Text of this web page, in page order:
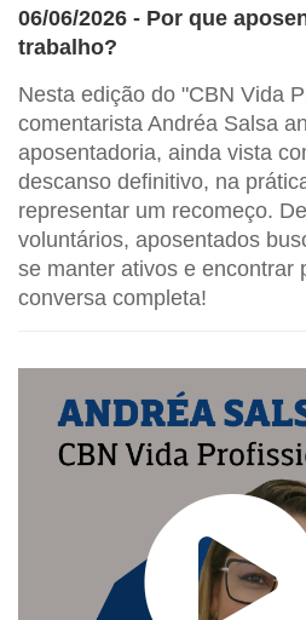
06/06/2026 - Por que
trabalho?
Nesta edição do "CBN Vida
comentarista Andréa Salsa
aposentadoria, ainda vista
descanso definitivo, na
representar um recomeço.
voluntários, aposentados
se manter ativos e encontrar
conversa completa!